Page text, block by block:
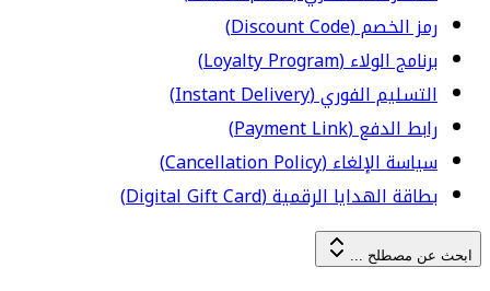
رمز الخصم (Discount Code)
برنامج الولاء (Loyalty Program)
التسليم الفوري (Instant Delivery)
رابط الدفع (Payment Link)
سياسة الإلغاء (Cancellation Policy)
بطاقة الهدايا الرقمية (Digital Gift Card)
ابحث عن مصطلح ...